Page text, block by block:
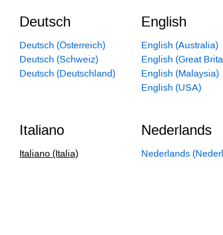
Deutsch
Deutsch (Österreich)
Deutsch (Schweiz)
Deutsch (Deutschland)
English
English (Australia)
English (Great
English (Malaysia)
English (USA)
Italiano
Italiano (Italia)
Nederlands
Nederlands